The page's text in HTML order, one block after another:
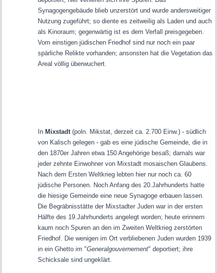
Synagogengebäude blieb unzerstört und wurde andersweitiger
Nutzung zugeführt; so diente es zeitweilig als Laden und auch
als Kinoraum; gegenwärtig ist es dem Verfall preisgegeben.
Vom einstigen jüdischen Friedhof sind nur noch ein paar
spärliche Relikte vorhanden; ansonsten hat die Vegetation das
Areal völlig überwuchert.
In Mixstadt(poln. Mikstat, derzeit ca. 2.700 Einw.) - südlich
von Kalisch gelegen - gab es eine jüdische Gemeinde, die in
den 1870er Jahren etwa 150 Angehörige besaß; damals war
jeder zehnte Einwohner von Mixstadt mosaischen Glaubens.
Nach dem Ersten Weltkrieg lebten hier nur noch ca. 60
jüdische Personen. Noch Anfang des 20.Jahrhunderts hatte
die hiesige Gemeinde eine neue Synagoge erbauen lassen.
Die Begräbnisstätte der Mixstadter Juden war in der ersten
Hälfte des 19.Jahrhunderts angelegt worden; heute erinnern
kaum noch Spuren an den im Zweiten Weltkrieg zerstörten
Friedhof. Die wenigen im Ort verbliebenen Juden wurden 1939
in ein Ghetto im "Generalgouvernement" deportiert; ihre
Schicksale sind ungeklärt.